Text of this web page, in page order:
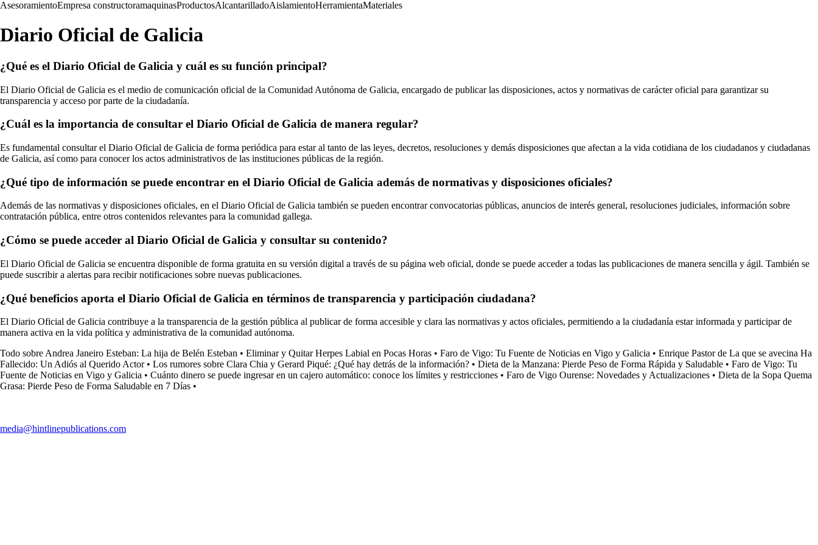
AsesoramientoEmpresa constructoramaquinasProductosAlcantarilladoAislamientoHerramientaMateriales
Diario Oficial de Galicia
¿Qué es el Diario Oficial de Galicia y cuál es su función principal?
El Diario Oficial de Galicia es el medio de comunicación oficial de la Comunidad Autónoma de Galicia, encargado de publicar las disposiciones, actos y normativas de carácter oficial para garantizar su
transparencia y acceso por parte de la ciudadanía.
¿Cuál es la importancia de consultar el Diario Oficial de Galicia de manera regular?
Es fundamental consultar el Diario Oficial de Galicia de forma periódica para estar al tanto de las leyes, decretos, resoluciones y demás disposiciones que afectan a la vida cotidiana de los ciudadanos y ciudadanas
de Galicia, así como para conocer los actos administrativos de las instituciones públicas de la región.
¿Qué tipo de información se puede encontrar en el Diario Oficial de Galicia además de normativas y disposiciones oficiales?
Además de las normativas y disposiciones oficiales, en el Diario Oficial de Galicia también se pueden encontrar convocatorias públicas, anuncios de interés general, resoluciones judiciales, información sobre
contratación pública, entre otros contenidos relevantes para la comunidad gallega.
¿Cómo se puede acceder al Diario Oficial de Galicia y consultar su contenido?
El Diario Oficial de Galicia se encuentra disponible de forma gratuita en su versión digital a través de su página web oficial, donde se puede acceder a todas las publicaciones de manera sencilla y ágil. También se
puede suscribir a alertas para recibir notificaciones sobre nuevas publicaciones.
¿Qué beneficios aporta el Diario Oficial de Galicia en términos de transparencia y participación ciudadana?
El Diario Oficial de Galicia contribuye a la transparencia de la gestión pública al publicar de forma accesible y clara las normativas y actos oficiales, permitiendo a la ciudadanía estar informada y participar de
manera activa en la vida política y administrativa de la comunidad autónoma.
Todo sobre Andrea Janeiro Esteban: La hija de Belén Esteban • Eliminar y Quitar Herpes Labial en Pocas Horas • Faro de Vigo: Tu Fuente de Noticias en Vigo y Galicia • Enrique Pastor de La que se avecina Ha
Fallecido: Un Adiós al Querido Actor• Los rumores sobre Clara Chia y Gerard Piqué: ¿Qué hay detrás de la información? • Dieta de la Manzana: Pierde Peso de Forma Rápida y Saludable • Faro de Vigo: Tu
Fuente de Noticias en Vigo y Galicia • Cuánto dinero se puede ingresar en un cajero automático: conoce los límites y restricciones • Faro de Vigo Ourense: Novedades y Actualizaciones • Dieta de la Sopa Quema
Grasa: Pierde Peso de Forma Saludable en 7 Días •
media@hintlinepublications.com